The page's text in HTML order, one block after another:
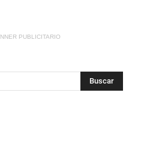
PUBLICITARIO